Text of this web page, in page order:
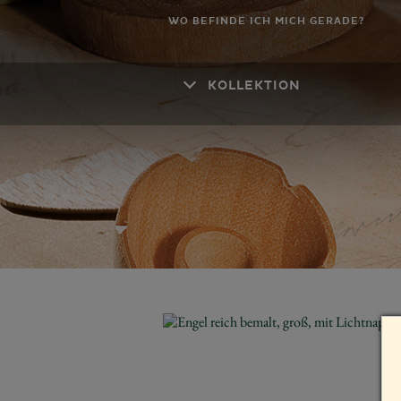
WO BEFINDE ICH MICH GERADE?
KOLLEKTION